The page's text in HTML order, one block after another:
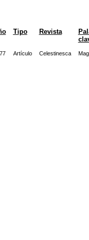
Tipo Revista
Artículo Celestinesca